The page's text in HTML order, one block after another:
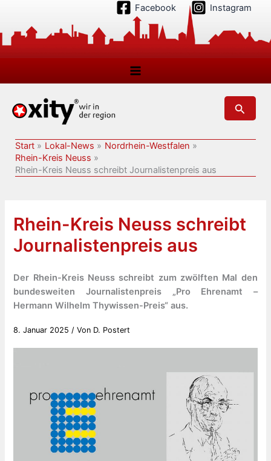
springen
Facebook Instagram
Suchen
Start Lokal-News
Nordrhein-Westfalen
Rhein-Kreis Neuss
Rhein-Kreis Neuss schreibt Journalistenpreis aus
Rhein-Kreis Neuss schreibt
Journalistenpreis aus
Der Rhein-Kreis Neuss schreibt zum zwölften Mal den
bundesweiten Journalistenpreis „Pro Ehrenamt –
Hermann Wilhelm Thywissen-Preis“ aus.
8. Januar 2025 / Von D. Postert